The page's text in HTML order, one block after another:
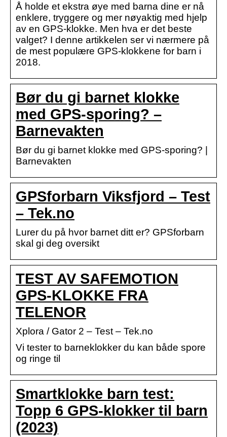
Å holde et ekstra øye med barna dine er nå
enklere, tryggere og mer nøyaktig med hjelp
av en GPS-klokke. Men hva er det beste
valget? I denne artikkelen ser vi nærmere på
de mest populære GPS-klokkene for barn i
2018.
Bør du gi barnet klokke
med GPS-sporing? –
Barnevakten
Bør du gi barnet klokke med GPS-sporing? |
Barnevakten
GPSforbarn Viksfjord – Test
– Tek.no
Lurer du på hvor barnet ditt er? GPSforbarn
skal gi deg oversikt
TEST AV SAFEMOTION
GPS-KLOKKE FRA
TELENOR
Xplora / Gator 2 – Test – Tek.no
Vi tester to barneklokker du kan både spore
og ringe til
Smartklokke barn test:
Topp 6 GPS-klokker til barn
(2023)